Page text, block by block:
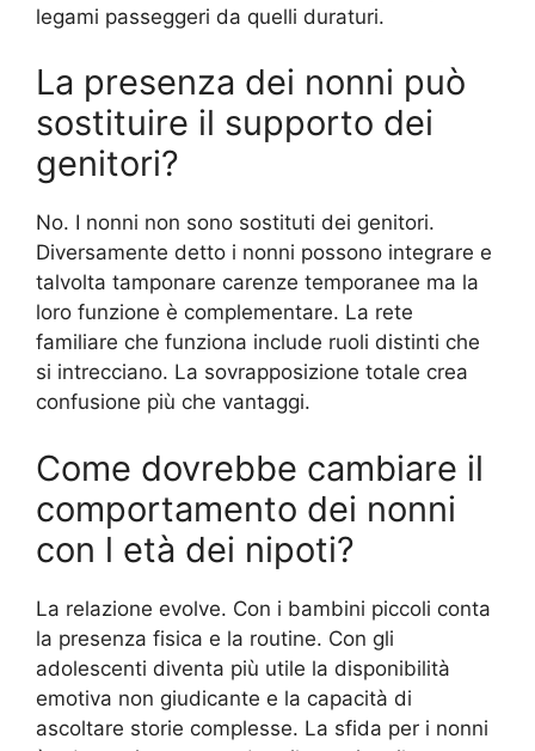
legami passeggeri da quelli duraturi.
La presenza dei nonni può
sostituire il supporto dei
genitori?
No. I nonni non sono sostituti dei genitori.
Diversamente detto i nonni possono integrare e
talvolta tamponare carenze temporanee ma la
loro funzione è complementare. La rete
familiare che funziona include ruoli distinti che
si intrecciano. La sovrapposizione totale crea
confusione più che vantaggi.
Come dovrebbe cambiare il
comportamento dei nonni
con l età dei nipoti?
La relazione evolve. Con i bambini piccoli conta
la presenza fisica e la routine. Con gli
adolescenti diventa più utile la disponibilità
emotiva non giudicante e la capacità di
ascoltare storie complesse. La sfida per i nonni